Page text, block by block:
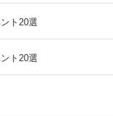
ト20選
ト20選